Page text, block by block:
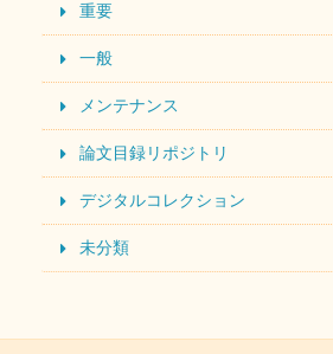
重要
一般
メンテナンス
論文目録リポジトリ
デジタルコレクション
未分類